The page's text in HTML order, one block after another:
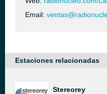
Email:
Estaciones relacionadas
Stereorey